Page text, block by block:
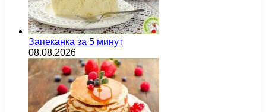
Запеканка за 5 минут
08.08.2026